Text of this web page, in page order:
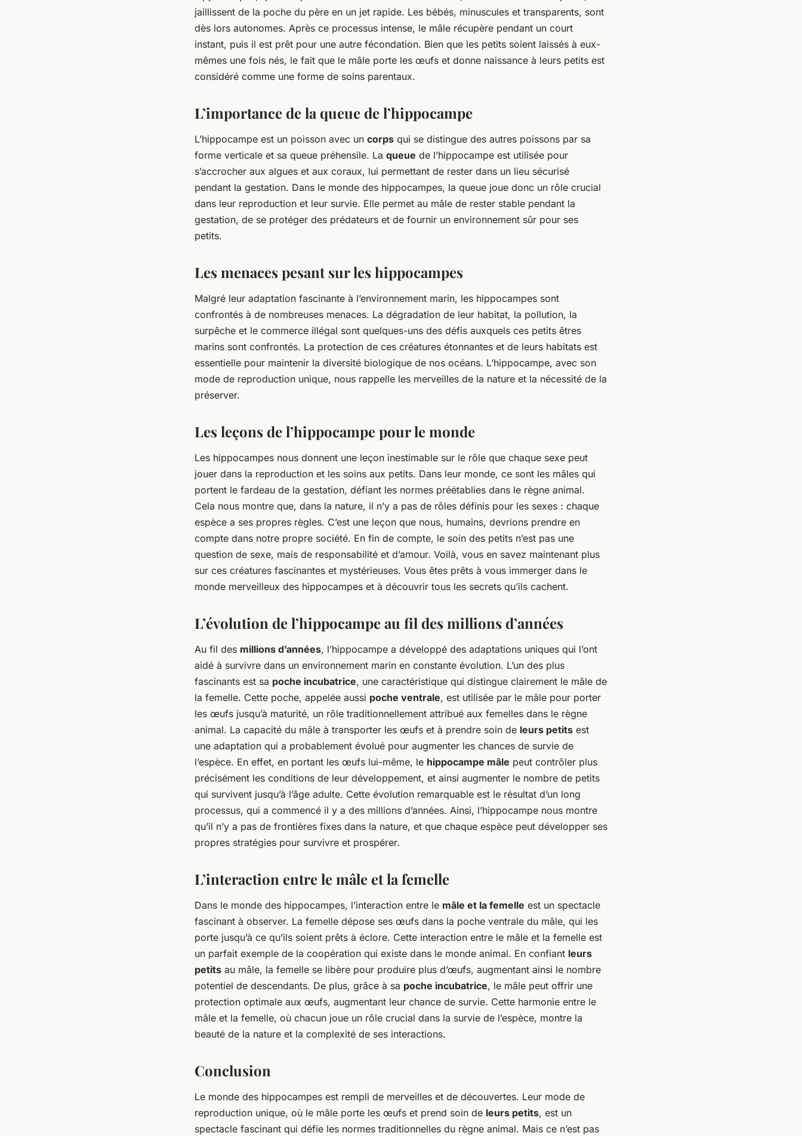
jaillissent de la poche du père en un jet rapide. Les bébés, minuscules et transparents, sont
dès lors autonomes. Après ce processus intense, le mâle récupère pendant un court
instant, puis il est prêt pour une autre fécondation. Bien que les petits soient laissés à eux-
mêmes une fois nés, le fait que le mâle porte les œufs et donne naissance à leurs petits est
considéré comme une forme de soins parentaux.
L’importance de la queue de l’hippocampe
L’hippocampe est un poisson avec un corps qui se distingue des autres poissons par sa
forme verticale et sa queue préhensile. La queue de l’hippocampe est utilisée pour
s’accrocher aux algues et aux coraux, lui permettant de rester dans un lieu sécurisé
pendant la gestation. Dans le monde des hippocampes, la queue joue donc un rôle crucial
dans leur reproduction et leur survie. Elle permet au mâle de rester stable pendant la
gestation, de se protéger des prédateurs et de fournir un environnement sûr pour ses
petits.
Les menaces pesant sur les hippocampes
Malgré leur adaptation fascinante à l’environnement marin, les hippocampes sont
confrontés à de nombreuses menaces. La dégradation de leur habitat, la pollution, la
surpêche et le commerce illégal sont quelques-uns des défis auxquels ces petits êtres
marins sont confrontés. La protection de ces créatures étonnantes et de leurs habitats est
essentielle pour maintenir la diversité biologique de nos océans. L’hippocampe, avec son
mode de reproduction unique, nous rappelle les merveilles de la nature et la nécessité de la
préserver.
Les leçons de l’hippocampe pour le monde
Les hippocampes nous donnent une leçon inestimable sur le rôle que chaque sexe peut
jouer dans la reproduction et les soins aux petits. Dans leur monde, ce sont les mâles qui
portent le fardeau de la gestation, défiant les normes préétablies dans le règne animal.
Cela nous montre que, dans la nature, il n’y a pas de rôles définis pour les sexes : chaque
espèce a ses propres règles. C’est une leçon que nous, humains, devrions prendre en
compte dans notre propre société. En fin de compte, le soin des petits n’est pas une
question de sexe, mais de responsabilité et d’amour. Voilà, vous en savez maintenant plus
sur ces créatures fascinantes et mystérieuses. Vous êtes prêts à vous immerger dans le
monde merveilleux des hippocampes et à découvrir tous les secrets qu’ils cachent.
L’évolution de l’hippocampe au fil desmillions d’années
Au fil des millions d’années, l’hippocampe a développé des adaptations uniques qui l’ont
aidé à survivre dans un environnement marin en constante évolution. L’un des plus
fascinants est sa poche incubatrice, une caractéristique qui distingue clairement le mâle de
la femelle. Cette poche, appelée aussi poche ventrale, est utilisée par le mâle pour porter
les œufs jusqu’à maturité, un rôle traditionnellement attribué aux femelles dans le règne
animal. La capacité du mâle à transporter les œufs et à prendre soin de leurs petits est
une adaptation qui a probablement évolué pour augmenter les chances de survie de
l’espèce. En effet, en portant les œufs lui-même, le hippocampe mâle peut contrôler plus
précisément les conditions de leur développement, et ainsi augmenter le nombre de petits
qui survivent jusqu’à l’âge adulte. Cette évolution remarquable est le résultat d’un long
processus, qui a commencé il y a des millions d’années. Ainsi, l’hippocampe nous montre
qu’il n’y a pas de frontières fixes dans la nature, et que chaque espèce peut développer ses
propres stratégies pour survivre et prospérer.
L’interaction entre lemâle et la femelle
Dans le monde des hippocampes, l’interaction entre le mâle et la femelle est un spectacle
fascinant à observer. La femelle dépose ses œufs dans la poche ventrale du mâle, qui les
porte jusqu’à ce qu’ils soient prêts à éclore. Cette interaction entre le mâle et la femelle est
un parfait exemple de la coopération qui existe dans le monde animal. En confiant leurs
petits au mâle, la femelle se libère pour produire plus d’œufs, augmentant ainsi le nombre
potentiel de descendants. De plus, grâce à sa poche incubatrice, le mâle peut offrir une
protection optimale aux œufs, augmentant leur chance de survie. Cette harmonie entre le
mâle et la femelle, où chacun joue un rôle crucial dans la survie de l’espèce, montre la
beauté de la nature et la complexité de ses interactions.
Conclusion
Le monde des hippocampes est rempli de merveilles et de découvertes. Leur mode de
reproduction unique, où le mâle porte les œufs et prend soin de leurs petits, est un
spectacle fascinant qui défie les normes traditionnelles du règne animal. Mais ce n’est pas